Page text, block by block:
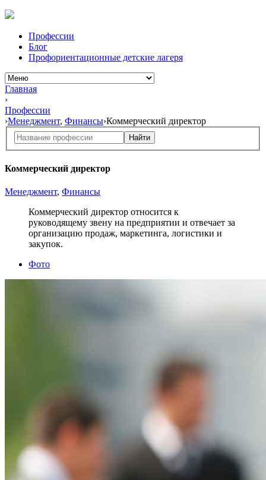
Профессии
Блог
Профориентационные детские лагеря
Главная
›
Профессии
›Менеджмент, Финансы›Коммерческий директор
Найти
Коммерческий директор
Менеджмент, Финансы
Коммерческий директор относится к
руководящему звену на предприятии и отвечает за
организацию продаж, маркетинга, логистики и
закупок.
Фото